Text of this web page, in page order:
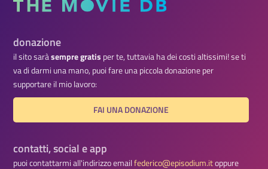
donazione
il sito saràsempre gratis per te, tuttavia ha dei costi altissimi! se ti
va di darmi una mano, puoi fare una piccola donazione per
supportare il mio lavoro:
FAI UNA DONAZIONE
contatti, social e app
puoi contattarmi all'indirizzo emailfederico@episodium.itoppure